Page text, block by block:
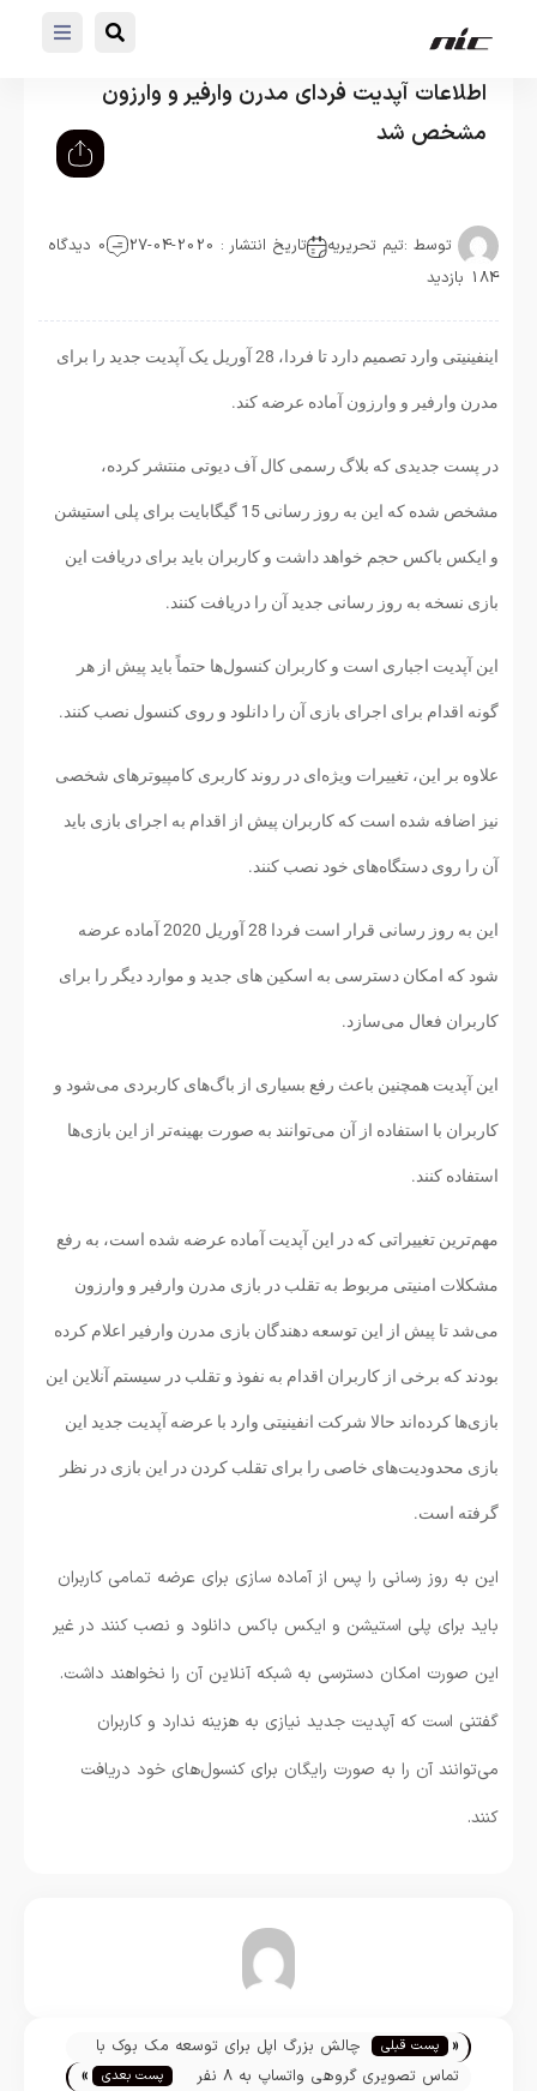
اطلاعات آپدیت فردای مدرن وارفیر و وارزون
مشخص شد
توسط :تیم تحریریه تاریخ انتشار : 2020-04-27
0 دیدگاه
184 بازدید
اینفینیتی وارد تصمیم دارد تا فردا، 28 آوریل یک آپدیت جدید را برای
مدرن وارفیر و وارزون آماده عرضه کند.
در پست جدیدی که بلاگ رسمی کال آف دیوتی منتشر کرده،
مشخص شده که این به روز رسانی 15 گیگابایت برای پلی استیشن
و ایکس باکس حجم خواهد داشت و کاربران باید برای دریافت این
بازی نسخه به روز رسانی جدید آن را دریافت کنند.
این آپدیت اجباری است و کاربران کنسول‌ها حتماً باید پیش از هر
گونه اقدام برای اجرای بازی آن را دانلود و روی کنسول نصب کنند.
علاوه بر این، تغییرات ویژه‌ای در روند کاربری کامپیوترهای شخصی
نیز اضافه شده است که کاربران پیش از اقدام به اجرای بازی باید
آن را روی دستگاه‌های خود نصب کنند.
این به روز رسانی قرار است فردا 28 آوریل 2020 آماده عرضه
شود که امکان دسترسی به اسکین های جدید و موارد دیگر را برای
کاربران فعال می‌سازد.
این آپدیت همچنین باعث رفع بسیاری از باگ‌های کاربردی می‌شود و
کاربران با استفاده از آن می‌توانند به صورت بهینه‌تر از این بازی‌ها
استفاده کنند.
مهم‌ترین تغییراتی که در این آپدیت آماده عرضه شده است، به رفع
مشکلات امنیتی مربوط به تقلب در بازی مدرن وارفیر و وارزون
می‌شد تا پیش از این توسعه دهندگان بازی مدرن وارفیر اعلام کرده
بودند که برخی از کاربران اقدام به نفوذ و تقلب در سیستم آنلاین این
بازی‌ها کرده‌اند حالا شرکت انفینیتی وارد با عرضه آپدیت جدید این
بازی محدودیت‌های خاصی را برای تقلب کردن در این بازی در نظر
گرفته است.
این به روز رسانی را پس از آماده سازی برای عرضه تمامی کاربران
باید برای پلی استیشن و ایکس باکس دانلود و نصب کنند در غیر
این صورت امکان دسترسی به شبکه آنلاین آن را نخواهند داشت.
گفتنی است که آپدیت جدید نیازی به هزینه ندارد و کاربران
می‌توانند آن را به صورت رایگان برای کنسول‌های خود دریافت
کنند.
تیم تحریریه « پست قبلی
چالش بزرگ اپل برای توسعه مک بوک با
پردازنده ARM چیست؟
تماس تصویری گروهی واتساپ به 8 نفر
پست بعدی »